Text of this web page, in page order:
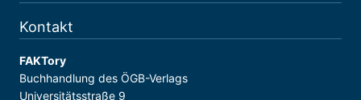
Kontakt
FAKTory
Buchhandlung des ÖGB-Verlags
Universitätsstraße 9